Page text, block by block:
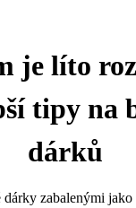
je líto
tipy na
dárků
dárky zabalenými